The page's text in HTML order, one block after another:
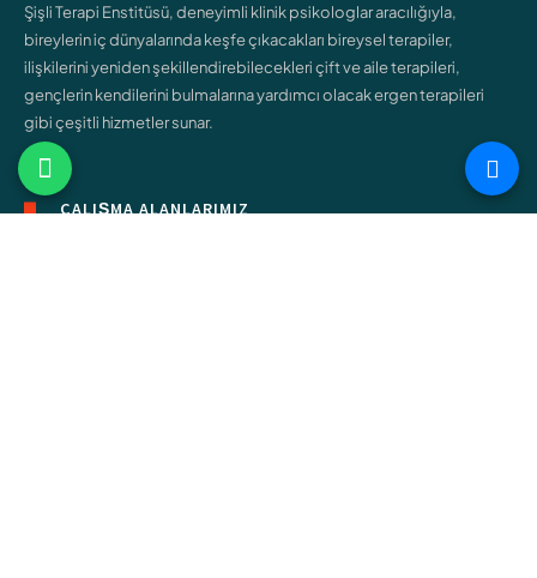
Şişli Terapi Enstitüsü, deneyimli klinik psikologlar aracılığıyla,
bireylerin iç dünyalarında keşfe çıkacakları bireysel terapiler,
ilişkilerini yeniden şekillendirebilecekleri çift ve aile terapileri,
gençlerin kendilerini bulmalarına yardımcı olacak ergen terapileri
gibi çeşitli hizmetler sunar.
ÇALIŞMA ALANLARIMIZ